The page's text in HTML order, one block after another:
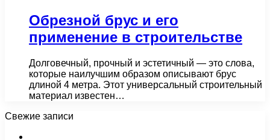
Обрезной брус и его
применение в строительстве
Долговечный, прочный и эстетичный — это слова,
которые наилучшим образом описывают брус
длиной 4 метра. Этот универсальный строительный
материал известен…
Свежие записи